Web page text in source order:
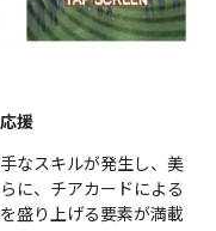
援
なスキルが発生し、美
に、チアカードによる
盛り上げる要素が満載